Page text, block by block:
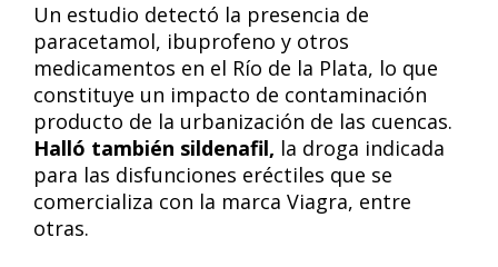
Un estudio detectó la presencia de
paracetamol, ibuprofeno y otros
medicamentos en el Río de la Plata, lo que
constituye un impacto de contaminación
producto de la urbanización de las cuencas.
Halló también sildenafil, la droga indicada
para las disfunciones eréctiles que se
comercializa con la marca Viagra, entre
otras.